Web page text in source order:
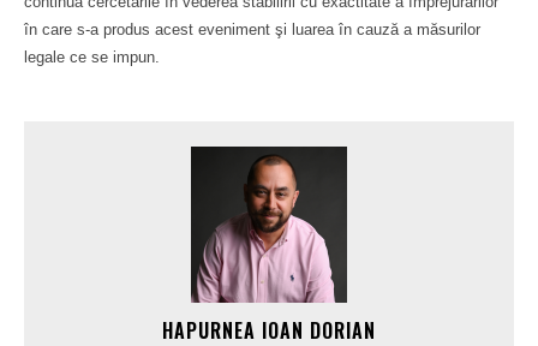
în care s-a produs acest eveniment şi luarea în cauză a măsurilor
legale ce se impun.
HAPURNEA IOAN DORIAN